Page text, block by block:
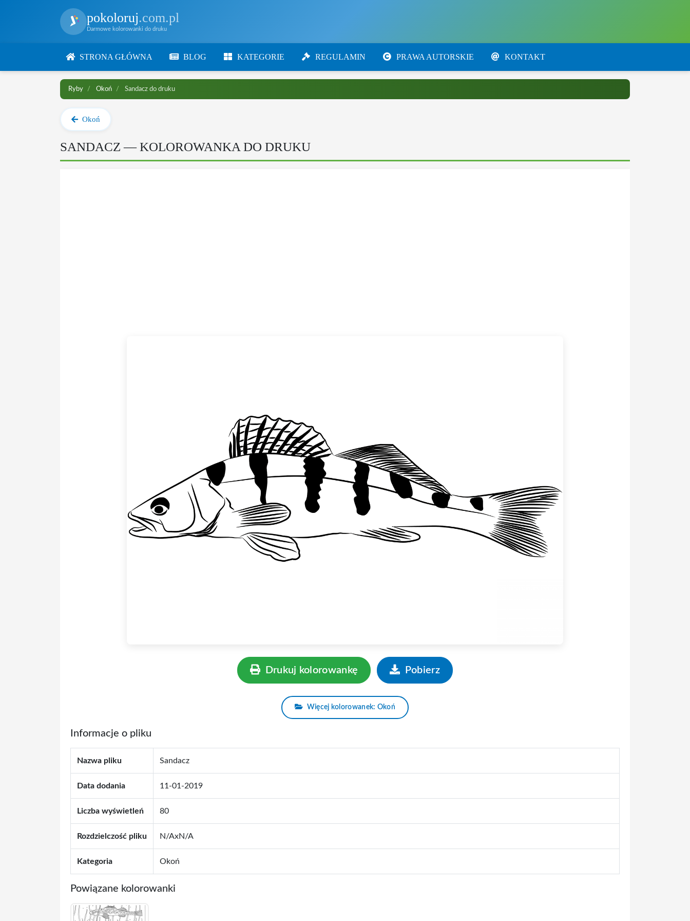
pokoloruj.com.pl
Darmowe kolorowanki do druku
STRONA GŁÓWNA BLOG KATEGORIE REGULAMIN PRAWA AUTORSKIE KONTAKT
Ryby Okoń Sandacz do druku
Okoń
SANDACZ — KOLOROWANKA DO DRUKU
Drukuj kolorowankę Pobierz
Więcej kolorowanek: Okoń
Informacje o pliku
Nazwa pliku Sandacz
Data dodania 11-01-2019
Liczba wyświetleń 80
Rozdzielczość pliku N/AxN/A
Kategoria Okoń
Powiązane kolorowanki